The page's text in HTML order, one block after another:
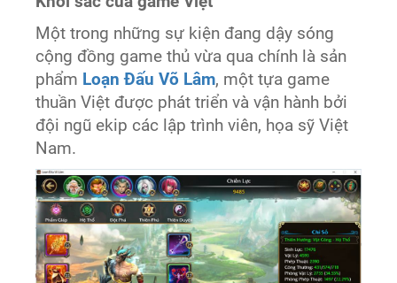
Một trong những sự kiện đang dậy sóng
cộng đồng game thủ vừa qua chính là sản
phẩm Loạn Đấu Võ Lâm, một tựa game
thuần Việt được phát triển và vận hành bởi
đội ngũ ekip các lập trình viên, họa sỹ Việt
Nam.